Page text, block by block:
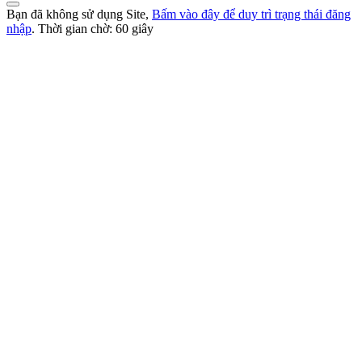
Bạn đã không sử dụng Site, Bấm vào đây để duy trì trạng thái đăng
nhập. Thời gian chờ: 60 giây